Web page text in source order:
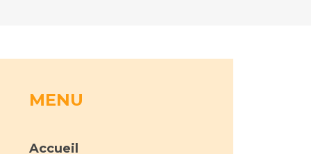
qualité et de sécurité des soins
MENU
Accueil